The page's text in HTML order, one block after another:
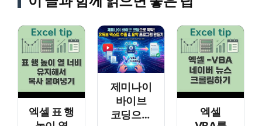
엑셀 표 행
제미나이
바이브
코딩으로
엑셀